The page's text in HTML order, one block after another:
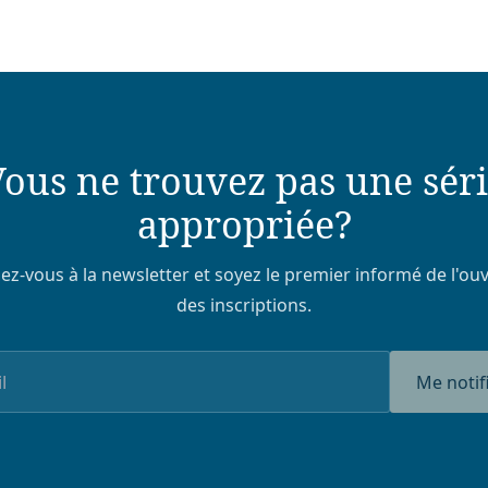
ne trouvez pas une
appropriée?
vous à la newsletter et soyez le premier informé de
des inscriptions.
Me